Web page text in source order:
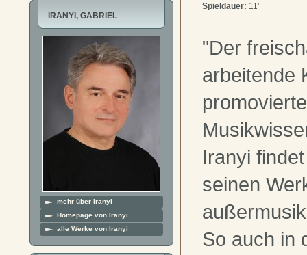
IRANYI, GABRIEL
mehr über Iranyi
Homepage von Iranyi
alle Werke von Iranyi
Spieldauer: 11'
"Der
arbeitende
promovierte
Iranyi
seinen
So auch in